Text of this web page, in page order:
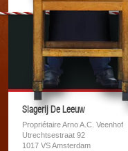
Slagerij De Leeuw
Propriétaire Arno A.C. Veenhof
Utrechtsestraat 92
1017 VS Amsterdam